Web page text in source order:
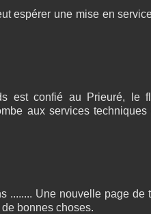
espérer une mise en
est confié au Prieuré, le
aux services
........ Une nouvelle page de
bonnes choses.